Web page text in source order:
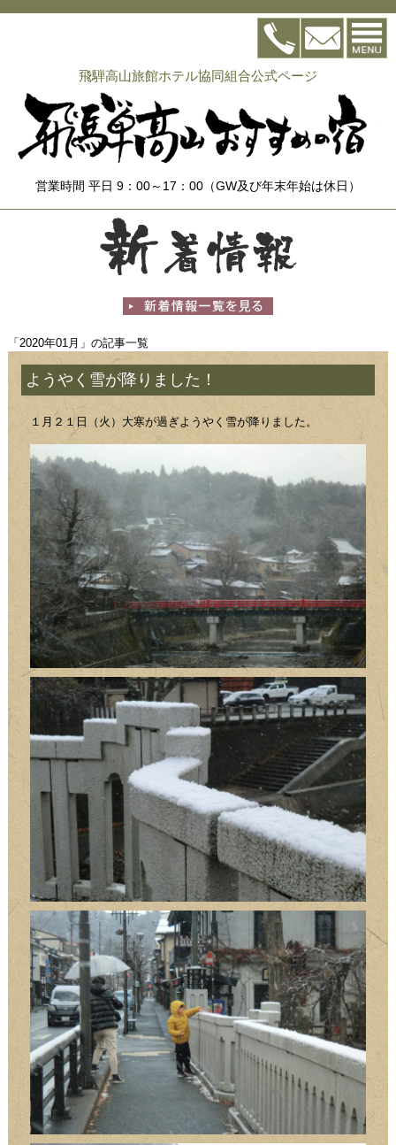
飛騨高山旅館ホテル協同組合公式ページ
営業時間 平日 9：00～17：00（GW及び年末年始は休日）
「2020年01月」の記事一覧
ようやく雪が降りました！
１月２１日（火）大寒が過ぎようやく雪が降りました。